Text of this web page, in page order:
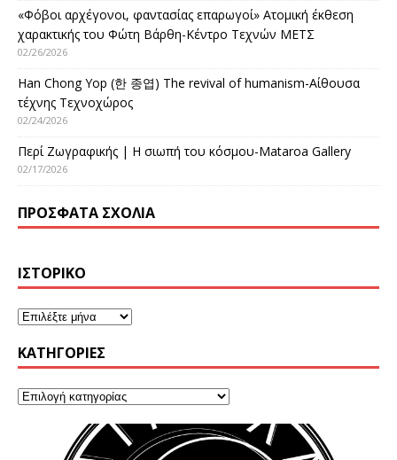
«Φόβοι αρχέγονοι, φαντασίας επαρωγοί» Ατομική έκθεση
χαρακτικής του Φώτη Βάρθη-Κέντρο Τεχνών ΜΕΤΣ
02/26/2026
Han Chong Yop (한 종엽) The revival of humanism-Αίθουσα
τέχνης Τεχνοχώρος
02/24/2026
Περί Ζωγραφικής | Η σιωπή του κόσμου-Mataroa Gallery
02/17/2026
ΠΡΌΣΦΑΤΑ ΣΧΌΛΙΑ
ΙΣΤΟΡΙΚΌ
KΑΤΗΓΟΡΊΕΣ